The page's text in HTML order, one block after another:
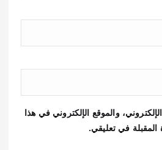
والموقع الإلكتروني في هذا
المقبلة في تعليقي.